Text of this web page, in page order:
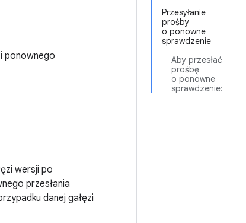
Przesyłanie
prośby
o ponowne
sprawdzenie
Aby przesłać
prośbę
o ponowne
sprawdzenie:
ponownego
wersji po
przesłania
danej gałęzi